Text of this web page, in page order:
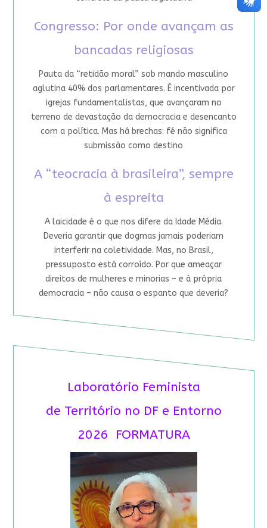
Congresso: Por onde avançam as
bancadas religiosas
Pauta da “retidão moral” sob mando masculino
aglutina 40% dos parlamentares. É incentivada por
igrejas fundamentalistas, que avançaram no
terreno de devastação da democracia e desencanto
com a política. Mas há brechas: fé não significa
submissão como destino
A “teocracia à brasileira”, sempre
à espreita
A laicidade é o que nos difere da Idade Média.
Deveria garantir que dogmas jamais poderiam
interferir na coletividade. Mas, no Brasil,
pressuposto está corroído. Por que ameaçar
direitos de mulheres e minorias – e à própria
democracia – não causa o espanto que deveria?
Laboratório Feminista
de Território no DF e Entorno
2026 FORMATURA